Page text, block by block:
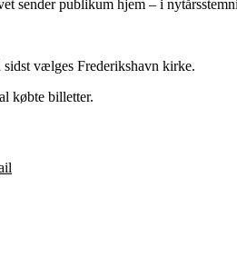
sender publikum hjem – i
vælges Frederikshavn kirke.
købte billetter.